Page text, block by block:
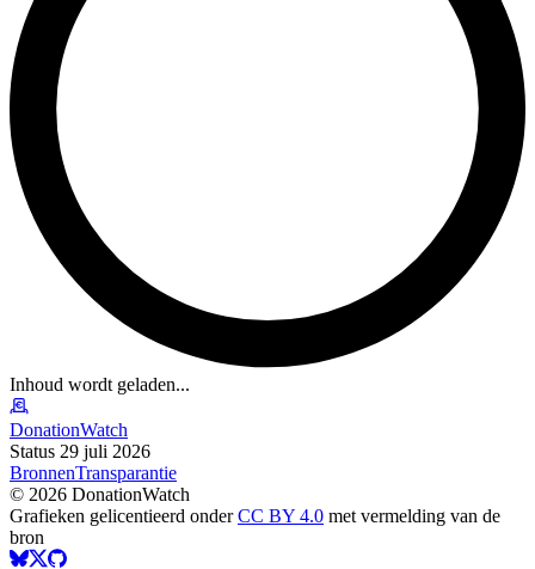
Inhoud wordt geladen...
DonationWatch
Status 29 juli 2026
BronnenTransparantie
© 2026 DonationWatch
Grafieken gelicentieerd onderCC BY 4.0 met vermelding van de
bron